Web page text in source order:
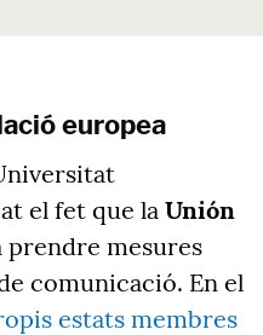
europea
el fet que la Unión
mesures
comunicació. En el
estats membres